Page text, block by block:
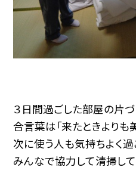
３日間過ごした部屋の片
合言葉は「来たときよりも美
次に使う人も気持ちよく過
みんなで協力して清掃して